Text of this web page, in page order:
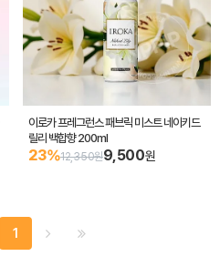
이로카 프레그런스 패브릭 미스트 네이키드
릴리 백합향 200ml
23%12,350원9,500원
1